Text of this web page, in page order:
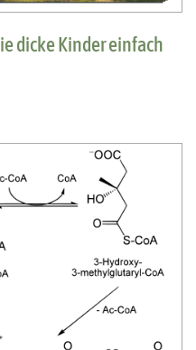
dicke Kinder einfach